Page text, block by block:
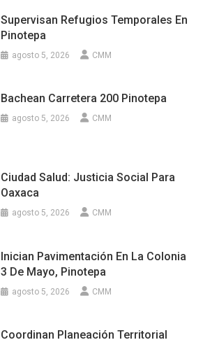
Supervisan Refugios Temporales En
Pinotepa
agosto 5, 2026 CMM
Bachean Carretera 200 Pinotepa
agosto 5, 2026 CMM
Ciudad Salud: Justicia Social Para
Oaxaca
agosto 5, 2026 CMM
Inician Pavimentación En La Colonia
3 De Mayo, Pinotepa
agosto 5, 2026 CMM
Coordinan Planeación Territorial